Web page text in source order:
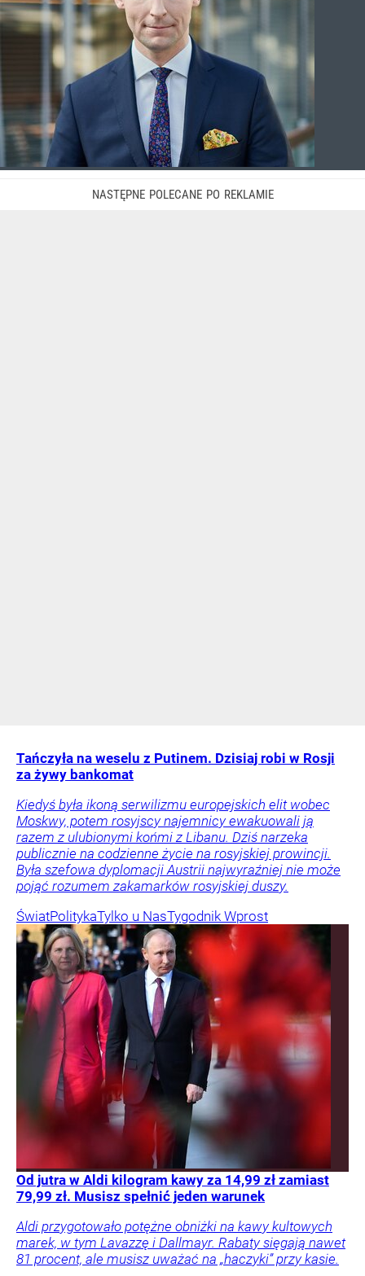
Tańczyła na weselu z Putinem. Dzisiaj robi w Rosji
za żywy bankomat
Kiedyś była ikoną serwilizmu europejskich elit wobec
Moskwy, potem rosyjscy najemnicy ewakuowali ją
razem z ulubionymi końmi z Libanu. Dziś narzeka
publicznie na codzienne życie na rosyjskiej prowincji.
Była szefowa dyplomacji Austrii najwyraźniej nie może
pojąć rozumem zakamarków rosyjskiej duszy.
ŚwiatPolitykaTylko u NasTygodnik Wprost
Od jutra w Aldi kilogram kawy za 14,99 zł zamiast
79,99 zł. Musisz spełnić jeden warunek
Aldi przygotowało potężne obniżki na kawy kultowych
marek, w tym Lavazzę i Dallmayr. Rabaty sięgają nawet
81 procent, ale musisz uważać na „haczyki” przy kasie.